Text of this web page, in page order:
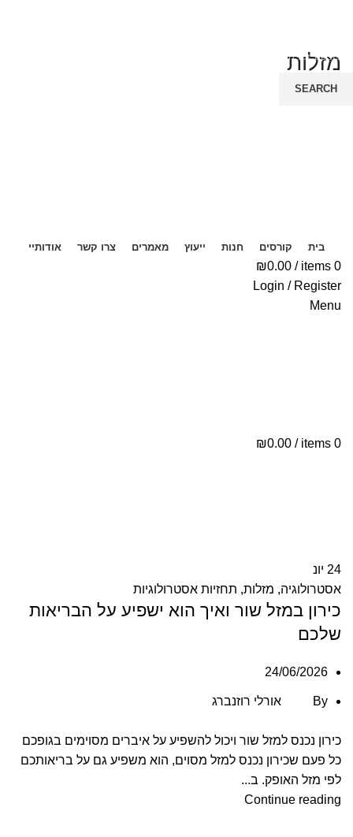
בית קורסים חנות ייעוץ מאמרים צרו קשר אודותיי
0
items
/
₪0.00
Login / Register
Menu
0
items
/
₪0.00
מזלות
24 יונ
אסטרולוגיה, מזלות, תחזיות אסטרולוגיות
כירון במזל שור ואיך הוא ישפיע על הבריאות
שלכם
24/06/2026
By אורלי רוזנברג
כירון נכנס למזל שור ויכול להשפיע על איברים מסוימים בגופכם
כל פעם שכירון נכנס למזל מסוים, הוא משפיע גם על בריאותכם
לפי מזל האופק. ב...
Continue reading
SEARCH